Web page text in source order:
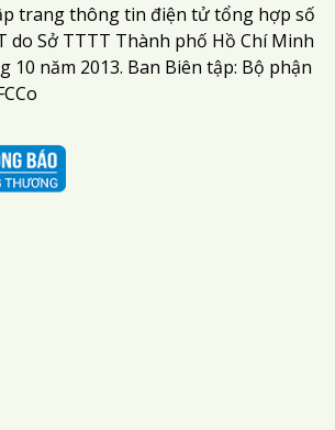
trang thông tin điện tử tổng hợp số
do Sở TTTT Thành phố Hồ Chí Minh
10 năm 2013. Ban Biên tập: Bộ phận